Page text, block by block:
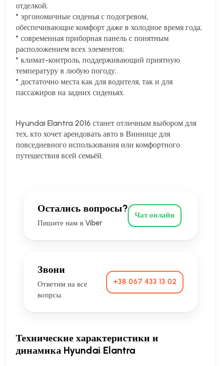
отделкой;
* эргономичные сиденья с подогревом,
обеспечивающие комфорт даже в холодное время года;
* современная приборная панель с понятным
расположением всех элементов;
* климат-контроль, поддерживающий приятную
температуру в любую погоду;
* достаточно места как для водителя, так и для
пассажиров на задних сиденьях.
Hyundai Elantra 2016 станет отличным выбором для
тех, кто хочет арендовать авто в Виннице для
повседневного использования или комфортного
путешествия всей семьёй.
Остались вопросы?
Пишите нам в Viber
Чат онлайн
Звони
Ответим на все
вопрсы
+38 067 433 13 02
Технические характеристики и
динамика Hyundai Elantra